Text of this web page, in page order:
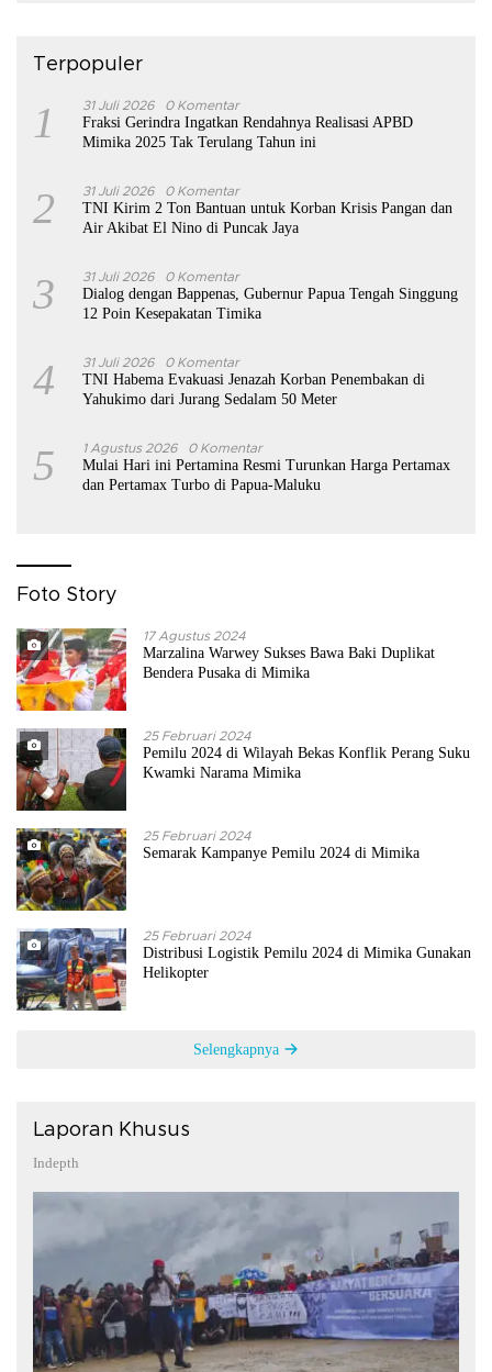
Terpopuler
1 31 Juli 2026 0 Komentar
Fraksi Gerindra Ingatkan Rendahnya Realisasi APBD
Mimika 2025 Tak Terulang Tahun ini
2 31 Juli 2026 0 Komentar
TNI Kirim 2 Ton Bantuan untuk Korban Krisis Pangan dan
Air Akibat El Nino di Puncak Jaya
3 31 Juli 2026 0 Komentar
Dialog dengan Bappenas, Gubernur Papua Tengah Singgung
12 Poin Kesepakatan Timika
4 31 Juli 2026 0 Komentar
TNI Habema Evakuasi Jenazah Korban Penembakan di
Yahukimo dari Jurang Sedalam 50 Meter
5 1 Agustus 2026 0 Komentar
Mulai Hari ini Pertamina Resmi Turunkan Harga Pertamax
dan Pertamax Turbo di Papua-Maluku
Foto Story
17 Agustus 2024
Marzalina Warwey Sukses Bawa Baki Duplikat
Bendera Pusaka di Mimika
25 Februari 2024
Pemilu 2024 di Wilayah Bekas Konflik Perang Suku
Kwamki Narama Mimika
25 Februari 2024
Semarak Kampanye Pemilu 2024 di Mimika
25 Februari 2024
Distribusi Logistik Pemilu 2024 di Mimika Gunakan
Helikopter
Selengkapnya
Laporan Khusus
Indepth